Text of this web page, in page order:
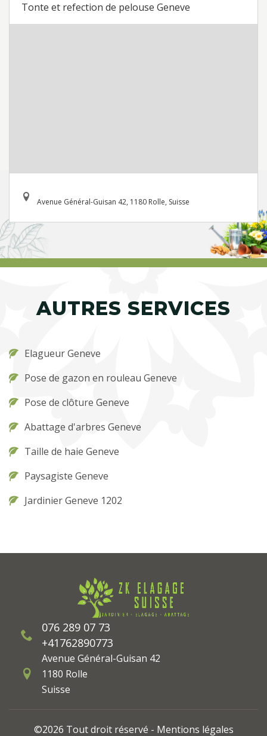
Tonte et refection de pelouse Geneve
Avenue Général-Guisan 42, 1180 Rolle, Suisse
AUTRES SERVICES
Elagueur Geneve
Pose de gazon en rouleau Geneve
Pose de clôture Geneve
Abattage d'arbres Geneve
Taille de haie Geneve
Paysagiste Geneve
Jardinier Geneve 1202
076 289 07 73
+41762890773
Avenue Général-Guisan 42
1180 Rolle
Suisse
©2026 Tout droit réservé - Mentions légales